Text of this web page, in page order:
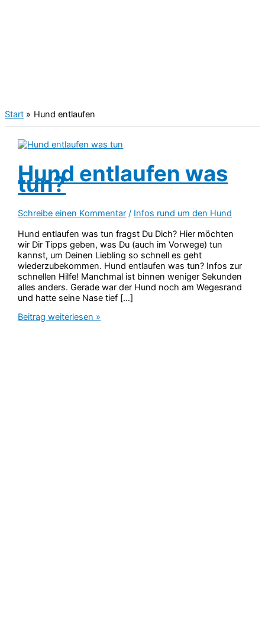
Start Hund entlaufen
Hund entlaufen was
tun?
Schreibe einen Kommentar / Infos rund um den Hund
Hund entlaufen was tun fragst Du Dich? Hier möchten
wir Dir Tipps geben, was Du (auch im Vorwege) tun
kannst, um Deinen Liebling so schnell es geht
wiederzubekommen. Hund entlaufen was tun? Infos zur
schnellen Hilfe! Manchmal ist binnen weniger Sekunden
alles anders. Gerade war der Hund noch am Wegesrand
und hatte seine Nase tief […]
Hund
Beitrag weiterlesen »